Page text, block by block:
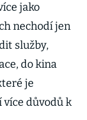
jako
nechodí jen
služby,
do kina
je
více důvodů k